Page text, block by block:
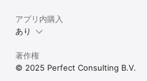
アプリ内購入
あり
著作権
© 2025 Perfect Consulting B.V.